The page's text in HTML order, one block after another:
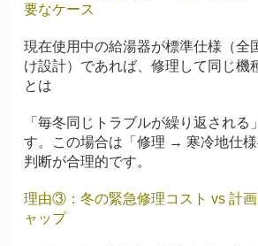
要なケース
現在使用中の給湯器が標準仕様（全
け設計）であれば、修理して同じ機
とは
「毎冬同じトラブルが繰り返される
す。この場合は「修理 → 寒冷地仕様
判断が合理的です。
理由③：冬の緊急修理コスト vs 計
ャップ